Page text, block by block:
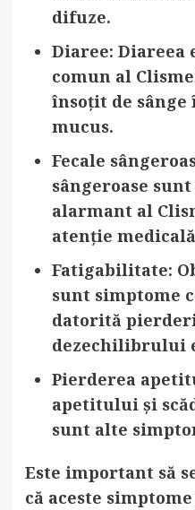
difuze.
Diaree: Diareea
comun al
însoțit de sânge
mucus.
Fecale
sângeroase
alarmant al
atenție
Fatigabilitate:
sunt simptome
datorită
dezechilibrului
Pierderea
apetitului și
sunt alte
Este important să
că aceste